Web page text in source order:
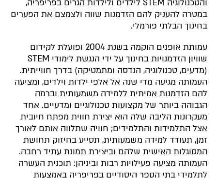
והטכנולוגיה STEM לילדים ולילדות הגרים בפריפריה,
במטרה להעניק להם הזדמנות שווה ולצמצם את הפערים
בחינוך הבלתי פורמלי.
עמותת אופנים הוקמה בשנת 2004 ופועלת לקידום
שוויון הזדמנויות בחינוך על ידי הנגשת לימודי STEM
(מדעים, טכנולוגיה, הנדסה ומתמטיקה) בדרך חווייתית.
העמותה מגיעה מדי שנה אל אלפי ילדות וילדים, ומציעה
להם הזדמנות אמיתית ללמידה משמעותית וברמה
הגבוהה ביותר של מקצועות טכנולוגיים ומדעיים. אחד
מעקרונות הליבה שלה הוא יצירת חווית מפתח חיובית
אצל התלמידות והתלמידים; חוויה שתלווה אותם לאורך
זמן, תעודד למידה משמעותית, תסייע בחיזוק תחושת
המסוגלות האישית שלהם וביצירת תמונת עתיד רחבה.
העמותה מציעה פעילויות רבות וביניהן: תוכנית העשרה
לתלמידי בתי הספר היסודיים בפריפריה באמצעות